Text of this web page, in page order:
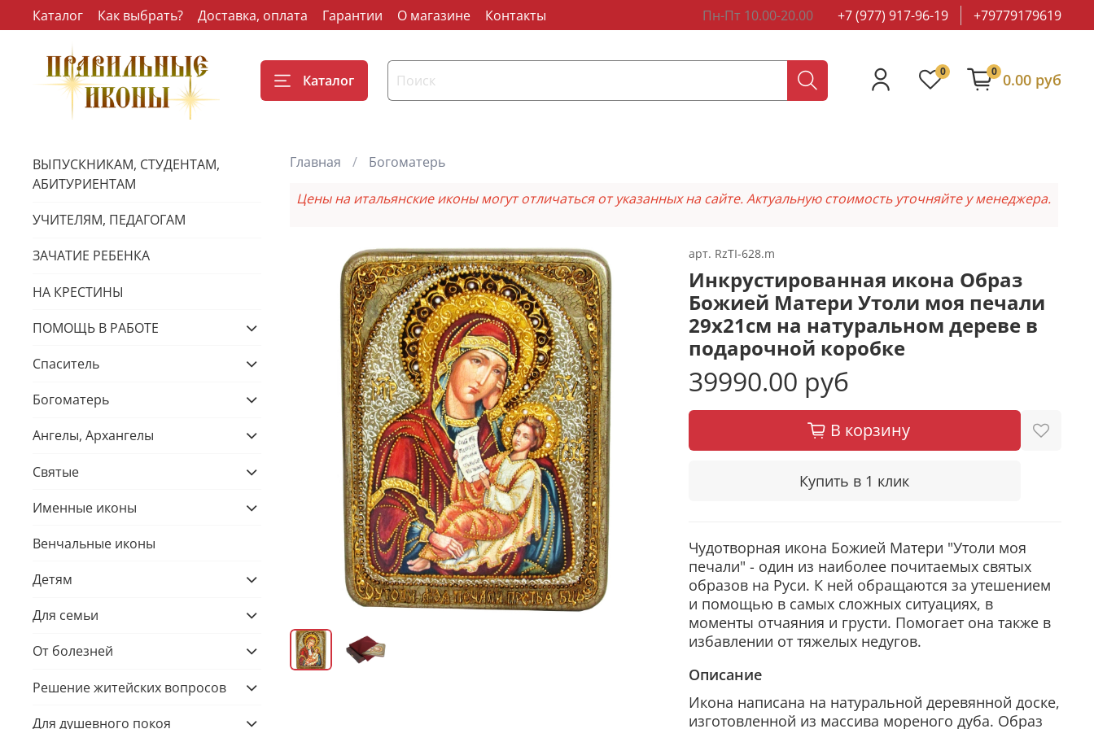
Каталог Как выбрать? Доставка, оплата Гарантии О магазине Контакты Пн-Пт 10.00-20.00 +7 (977) 917-96-19 +79779179619
Каталог
0 0 0.00 руб
Главная Богоматерь
Цены на итальянские иконы могут отличаться от указанных на сайте. Актуальную стоимость уточняйте у менеджера.
арт. RzTI-628.m
Инкрустированная икона Образ
Божией Матери Утоли моя печали
29х21см на натуральном дереве в
подарочной коробке
39990.00 руб
В корзину
Купить в 1 клик
Чудотворная икона Божией Матери "Утоли моя
печали" - один из наиболее почитаемых святых
образов на Руси. К ней обращаются за утешением
и помощью в самых сложных ситуациях, в
моменты отчаяния и грусти. Помогает она также в
избавлении от тяжелых недугов.
Описание
Икона написана на натуральной деревянной доске,
изготовленной из массива мореного дуба. Образ
ВЫПУСКНИКАМ, СТУДЕНТАМ,
АБИТУРИЕНТАМ
УЧИТЕЛЯМ, ПЕДАГОГАМ
ЗАЧАТИЕ РЕБЕНКА
НА КРЕСТИНЫ
ПОМОЩЬ В РАБОТЕ
Спаситель
Богоматерь
Ангелы, Архангелы
Святые
Именные иконы
Венчальные иконы
Детям
Для семьи
От болезней
Решение житейских вопросов
Для душевного покоя